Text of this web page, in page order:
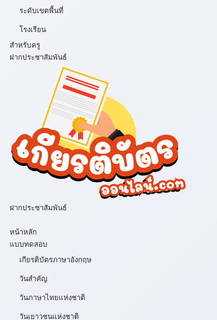
ระดับเขตพื้นที่
โรงเรียน
สำหรับครู
ฝากประชาสัมพันธ์
ฝากประชาสัมพันธ์
หน้าหลัก
แบบทดสอบ
เกียรติบัตรภาษาอังกฤษ
วันสำคัญ
วันภาษาไทยแห่งชาติ
วันเยาวชนแห่งชาติ